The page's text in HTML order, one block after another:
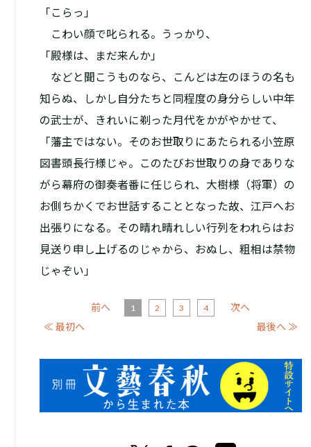
「こらっ」
こわい顔で叱られる。うっかり、
「殿様は、まだ来んか」
などと聞こうものなら、こんどは左のほうの名も
知らぬ、しかし自分たちと同程度の身分らしい中年
の武士が、きれいに剃った月代をかがやかせて、
「藩主ではない。そのお世取りにあたられる小笠原
図書頭長行様じゃ。このたびお世取りの身でありな
がら幕府の御奏者番に任じられ、大樹様（将軍）の
お側ちかくでお世話することとなった故、江戸へお
出張りになる。その晴れ晴れしい行列をわれらはお
見送り申し上げるのじゃから、おぬし、粗相は禁物
じゃぞい」
≪ 最初へ
前へ 1 2 3 4
次へ
最後へ ≫